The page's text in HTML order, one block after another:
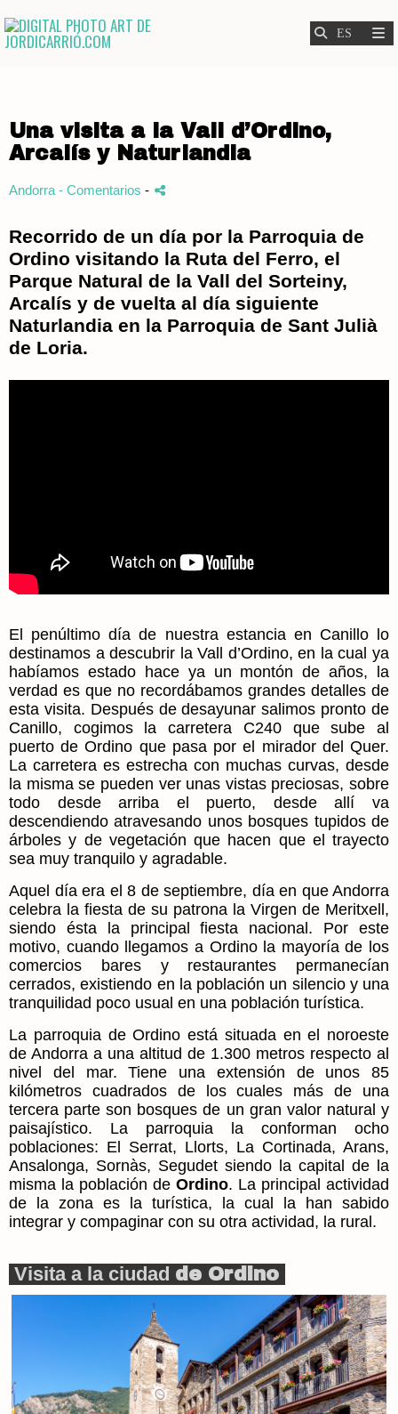
Una visita a la Vall d’Ordino,
Arcalís y Naturlandia
Andorra - Comentarios -
Recorrido de un día por la Parroquia de
Ordino visitando la Ruta del Ferro, el
Parque Natural de la Vall del Sorteiny,
Arcalís y de vuelta al día siguiente
Naturlandia en la Parroquia de Sant Julià
de Loria.
El penúltimo día de nuestra estancia en Canillo lo
destinamos a descubrir la Vall d’Ordino, en la cual ya
habíamos estado hace ya un montón de años, la
verdad es que no recordábamos grandes detalles de
esta visita. Después de desayunar salimos pronto de
Canillo, cogimos la carretera C240 que sube al
puerto de Ordino que pasa por el mirador del Quer.
La carretera es estrecha con muchas curvas, desde
la misma se pueden ver unas vistas preciosas, sobre
todo desde arriba el puerto, desde allí va
descendiendo atravesando unos bosques tupidos de
árboles y de vegetación que hacen que el trayecto
sea muy tranquilo y agradable.
Aquel día era el 8 de septiembre, día en que Andorra
celebra la fiesta de su patrona la Virgen de Meritxell,
siendo ésta la principal fiesta nacional. Por este
motivo, cuando llegamos a Ordino la mayoría de los
comercios bares y restaurantes permanecían
cerrados, existiendo en la población un silencio y una
tranquilidad poco usual en una población turística.
La parroquia de Ordino está situada en el noroeste
de Andorra a una altitud de 1.300 metros respecto al
nivel del mar. Tiene una extensión de unos 85
kilómetros cuadrados de los cuales más de una
tercera parte son bosques de un gran valor natural y
paisajístico. La parroquia la conforman ocho
poblaciones: El Serrat, Llorts, La Cortinada, Arans,
Ansalonga, Sornàs, Segudet siendo la capital de la
misma la población de Ordino. La principal actividad
de la zona es la turística, la cual la han sabido
integrar y compaginar con su otra actividad, la rural.
Visita a la ciudad de Ordino